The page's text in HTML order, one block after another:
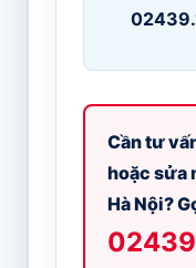
Cần tư
hoặc sửa
Hà Nội?